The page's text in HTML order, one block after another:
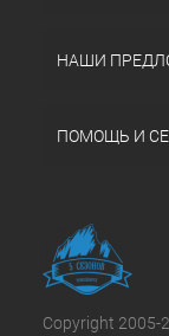
НАШИ
ПОМОЩЬ И
Copyright 2005-